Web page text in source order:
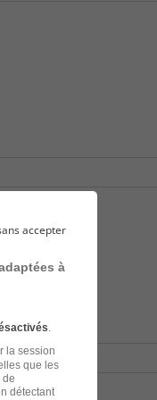
accepter
à
.
la session
que les
de
détectant